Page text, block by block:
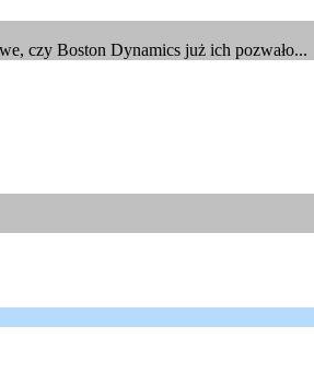
czy Boston Dynamics już ich pozwało...